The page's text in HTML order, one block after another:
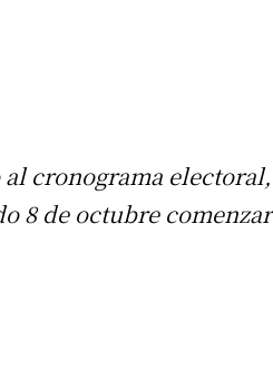
al cronograma
8 de octubre